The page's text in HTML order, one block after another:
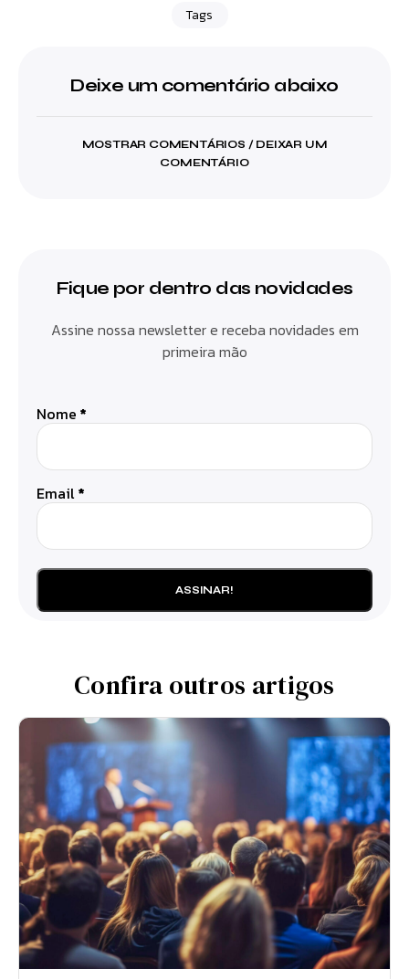
Tags
Deixe um comentário abaixo
MOSTRAR COMENTÁRIOS / DEIXAR UM
COMENTÁRIO
Fique por dentro das novidades
Assine nossa newsletter e receba novidades em
primeira mão
Nome *
Email*
Confira outros artigos